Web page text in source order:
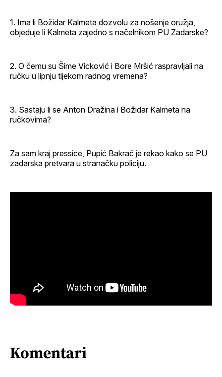
1. Ima li Božidar Kalmeta dozvolu za nošenje oružja,
objeduje li Kalmeta zajedno s načelnikom PU Zadarske?
2. O čemu su Šime Vicković i Bore Mršić raspravljali na
ručku u lipnju tijekom radnog vremena?
3. Sastaju li se Anton Dražina i Božidar Kalmeta na
ručkovima?
Za sam kraj pressice, Pupić Bakrač je rekao kako se PU
zadarska pretvara u stranačku policiju.
Komentari